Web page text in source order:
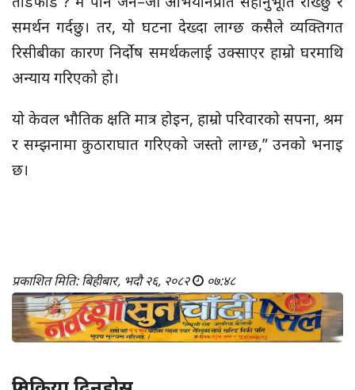
समर्थन गर्दछु। तर, यो घटना देख्दा लाग्छ कसैले व्यक्तिगत
रिसीबीका कारण निर्दोष समर्थकलाई उक्साएर हाम्रो घरमाथि
अन्याय गरिएको हो।
यो केवल भौतिक क्षति मात्र होइन, हाम्रो परिवारको सपना, श्रम
र सम्झनामा कुठाराघात गरिएको जस्तो लाग्छ,” उनको भनाइ
छ।
प्रकाशित मिति: बिहीबार, भदौ २६, २०८२ ०७:४८